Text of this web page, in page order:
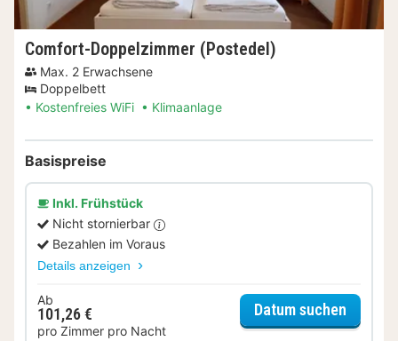
Comfort-Doppelzimmer (Postedel)
Max. 2 Erwachsene
Doppelbett
Kostenfreies WiFi
Klimaanlage
Basispreise
Inkl. Frühstück
Nicht stornierbar
Bezahlen im Voraus
Details anzeigen
Ab
101,26 €
pro Zimmer pro Nacht
Datum suchen